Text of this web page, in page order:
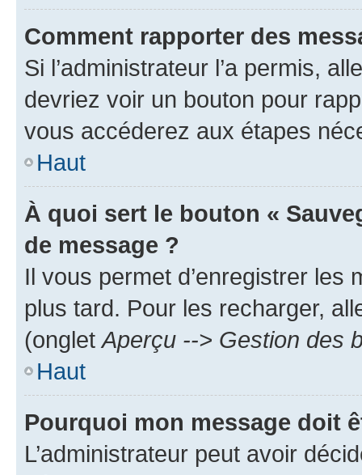
Comment rapporter des
Si l’administrateur l’a permis,
devriez voir un bouton pour
vous accéderez aux étapes
Haut
À quoi sert le bouton «
de message ?
Il vous permet d’enregistrer
plus tard. Pour les recharger,
(onglet Aperçu --> Gestion des
Haut
Pourquoi mon message doit
L’administrateur peut avoir